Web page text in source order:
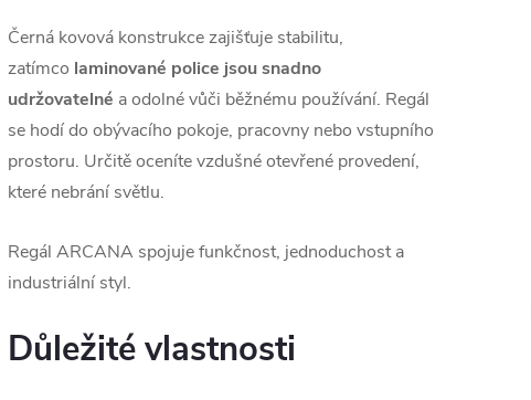
Černá kovová konstrukce zajišťuje stabilitu,
zatímco laminované police jsou snadno
udržovatelné a odolné vůči běžnému používání. Regál
se hodí do obývacího pokoje, pracovny nebo vstupního
prostoru. Určitě oceníte vzdušné otevřené provedení,
které nebrání světlu.
Regál ARCANA spojuje funkčnost, jednoduchost a
industriální styl.
Důležité vlastnosti